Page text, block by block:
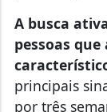
A busca
pessoas
principais
por três